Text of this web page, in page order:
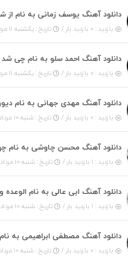
بازدید : ۰ بازدید بار / تاریخ : یکشنبه ۱۱ مرداد ۱۴۰۵
دانلود آهنگ احمد سلو به نام چی شد
بازدید : ۰ بازدید بار / تاریخ : یکشنبه ۱۱ مرداد ۱۴۰۵
بازدید : ۰ بازدید بار / تاریخ : شنبه ۱۰ مرداد ۱۴۰۵
دانلود آهنگ محسن چاوشی به نام
بازدید : ۱ بازدید بار / تاریخ : شنبه ۱۰ مرداد ۱۴۰۵
دانلود آهنگ ابی عالی به نام الوعده
بازدید : ۱ بازدید بار / تاریخ : شنبه ۱۰ مرداد ۱۴۰۵
بازدید : ۰ بازدید بار / تاریخ : شنبه ۱۰ مرداد ۱۴۰۵